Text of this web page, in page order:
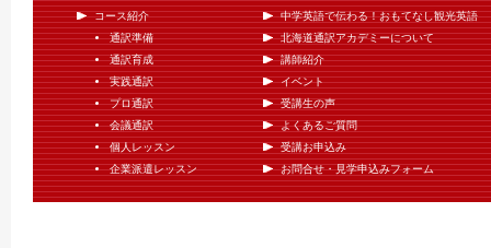
コース紹介
通訳準備
通訳育成
実践通訳
プロ通訳
会議通訳
個人レッスン
企業派遣レッスン
中学英語で伝わる！おもてなし観光英語
北海道通訳アカデミーについて
講師紹介
イベント
受講生の声
よくあるご質問
受講お申込み
お問合せ・見学申込みフォーム